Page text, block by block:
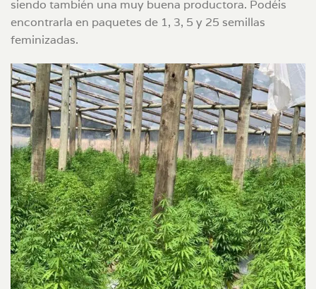
siendo también una muy buena productora. Podéis
encontrarla en paquetes de 1, 3, 5 y 25 semillas
feminizadas.